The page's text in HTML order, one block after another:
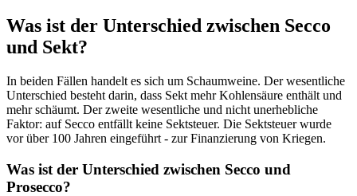
Was ist der Unterschied zwischen Secco
und Sekt?
In beiden Fällen handelt es sich um Schaumweine. Der wesentliche
Unterschied besteht darin, dass Sekt mehr Kohlensäure enthält und
mehr schäumt. Der zweite wesentliche und nicht unerhebliche
Faktor: auf Secco entfällt keine Sektsteuer. Die Sektsteuer wurde
vor über 100 Jahren eingeführt - zur Finanzierung von Kriegen.
Was ist der Unterschied zwischen Secco und
Prosecco?